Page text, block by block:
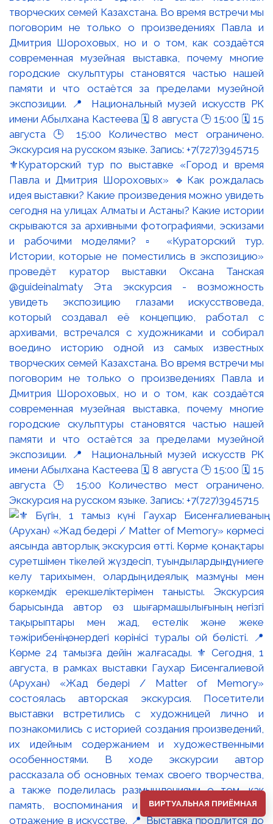
⚜️Кураторский тур по выставке «Город и время
Павла и Дмитрия Шороховых» 🔹Как рождалась
идея выставки? Какие произведения можно увидеть
сегодня на улицах Алматы и Астаны? Какие истории
скрываются за архивными фотографиями, эскизами
и рабочими моделями? ▫️ «Кураторский тур.
Истории, которые не поместились в экспозицию»
проведёт куратор выставки Оксана Танская
@guideinalmaty Эта экскурсия - возможность
увидеть экспозицию глазами искусствоведа,
который создавал её концепцию, работал с
архивами, встречался с художниками и собирал
воедино историю одной из самых известных
творческих семей Казахстана. Во время встречи мы
поговорим не только о произведениях Павла и
Дмитрия Шороховых, но и о том, как создаётся
современная музейная выставка, почему многие
городские скульптуры становятся частью нашей
памяти и что остаётся за пределами музейной
экспозиции. 📍 Национальный музей искусств РК
имени Абылхана Кастеева 🗓 8 августа 🕒 15:00 🗓 15
августа 🕒 15:00 Количество мест ограничено.
Экскурсия на русском языке. Запись: +7(727)3945715
ВИРТУАЛЬНАЯ ПРИЁМНАЯ